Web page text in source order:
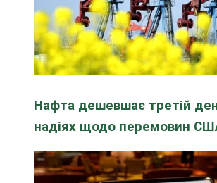
Нафта дешевшає третій
надіях щодо перемовин